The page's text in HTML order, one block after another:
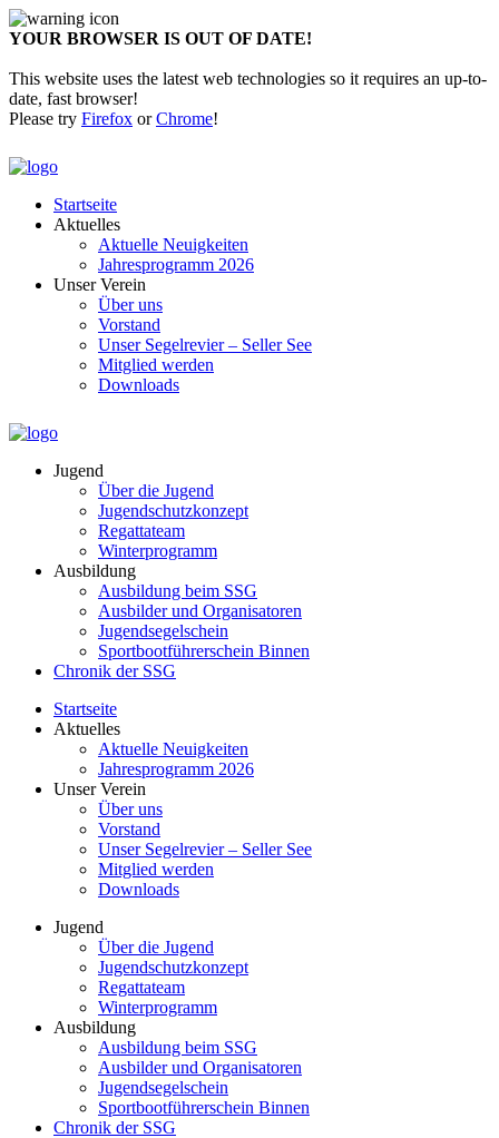
YOUR BROWSER IS OUT OF DATE!
This website uses the latest web technologies so it requires an up-to-
date, fast browser!
Please try Firefox orChrome!
Startseite
Aktuelles
Aktuelle Neuigkeiten
Jahresprogramm 2026
Unser Verein
Über uns
Vorstand
Unser Segelrevier – Seller See
Mitglied werden
Downloads
Jugend
Über die Jugend
Jugendschutzkonzept
Regattateam
Winterprogramm
Ausbildung
Ausbildung beim SSG
Ausbilder und Organisatoren
Jugendsegelschein
Sportbootführerschein Binnen
Chronik der SSG
Startseite
Aktuelles
Aktuelle Neuigkeiten
Jahresprogramm 2026
Unser Verein
Über uns
Vorstand
Unser Segelrevier – Seller See
Mitglied werden
Downloads
Jugend
Über die Jugend
Jugendschutzkonzept
Regattateam
Winterprogramm
Ausbildung
Ausbildung beim SSG
Ausbilder und Organisatoren
Jugendsegelschein
Sportbootführerschein Binnen
Chronik der SSG